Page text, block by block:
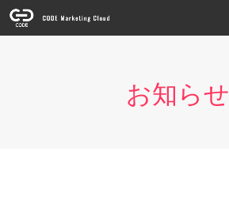
お知らせ